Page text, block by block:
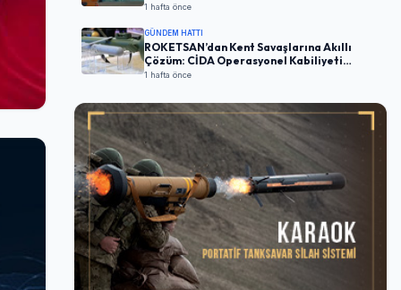
1 hafta önce
GÜNDEM HATTI
ROKETSAN’dan Kent Savaşlarına Akıllı
Çözüm: CİDA Operasyonel Kabiliyeti
Artırıyor
1 hafta önce